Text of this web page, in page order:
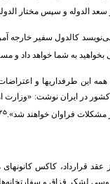
سعد الدوله و سپس مختار
کالدول سفیر خارجه
به شما خواهد داد و
همه این طرفداریها و
در ایران نوشت: «وزارت
مشکلات فراوان خواهند شد».۲۵
عقد قرارداد، کاکس
لشکر قزاق و